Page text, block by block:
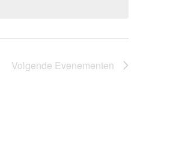
Volgende Evenementen